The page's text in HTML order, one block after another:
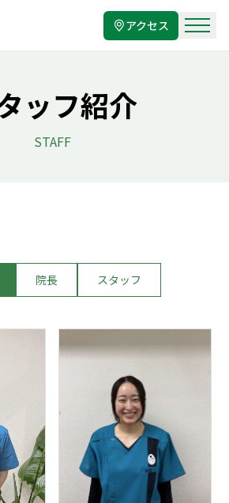
アクセス
ッフ紹介
STAFF
院長 スタッフ